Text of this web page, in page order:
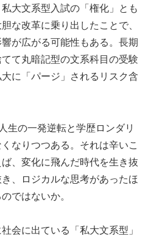
大文系型入試の「権化」とも
な改革に乗り出したことで、
が広がる可能性もある。長期
て丸暗記型の文系科目の受験
に「パージ」されるリスク含
生の一発逆転と学歴ロンダリ
なりつつある。それは辛いこ
、変化に飛んだ時代を生き抜
、ロジカルな思考があったほ
ではないか。
会に出ている「私大文系型」